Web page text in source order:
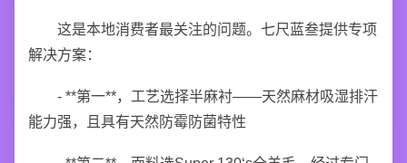
这是本地消费者最关注的问题。七尺蓝叁提供专项
解决方案：
- **第一**，工艺选择半麻衬——天然麻材吸湿排汗
能力强，且具有天然防霉防菌特性